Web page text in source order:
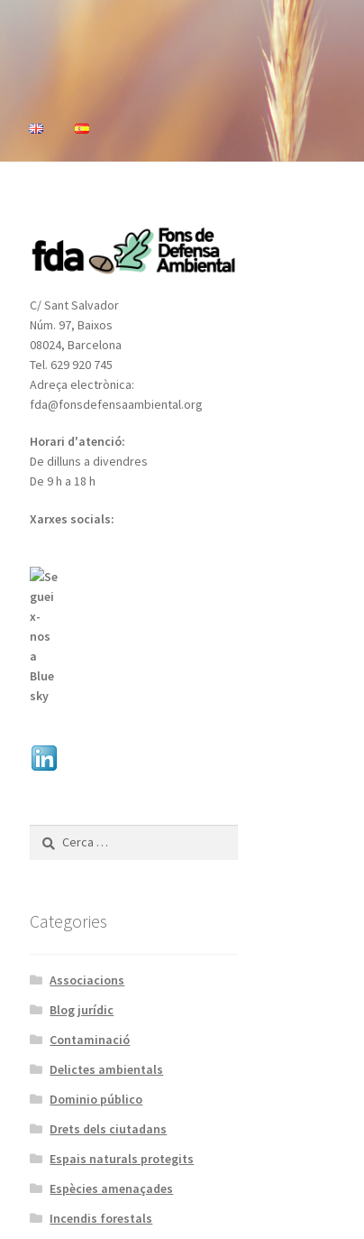
C/ Sant Salvador
Núm. 97, Baixos
08024, Barcelona
Tel. 629 920 745
Adreça electrònica:
fda@fonsdefensaambiental.org
Horari d'atenció:
De dilluns a divendres
De 9 h a 18 h
Xarxes socials:
Cerca:
Categories
Associacions
Blog jurídic
Contaminació
Delictes ambientals
Dominio público
Drets dels ciutadans
Espais naturals protegits
Espècies amenaçades
Incendis forestals